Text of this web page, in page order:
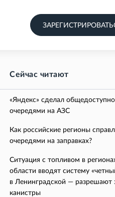
Сейчас читают
«Яндекс» сделал
очередями на АЗС
Как российские регионы
очередями на заправках?
Ситуация с топливом в
области вводят систему
в Ленинградской — разрешают
канистры